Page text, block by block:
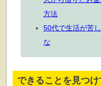
方法
50代で生活が苦
な
できることを見つ